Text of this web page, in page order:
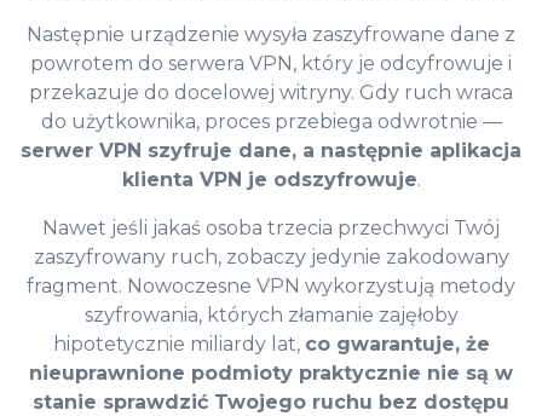
Następnie urządzenie wysyła zaszyfrowane dane z
powrotem do serwera VPN, który je odcyfrowuje i
przekazuje do docelowej witryny. Gdy ruch wraca
do użytkownika, proces przebiega odwrotnie —
serwer VPN szyfruje dane, a następnie aplikacja
klienta VPN je odszyfrowuje.
Nawet jeśli jakaś osoba trzecia przechwyci Twój
zaszyfrowany ruch, zobaczy jedynie zakodowany
fragment. Nowoczesne VPN wykorzystują metody
szyfrowania, których złamanie zajęłoby
hipotetycznie miliardy lat, co gwarantuje, że
nieuprawnione podmioty praktycznie nie są w
stanie sprawdzić Twojego ruchu bez dostępu